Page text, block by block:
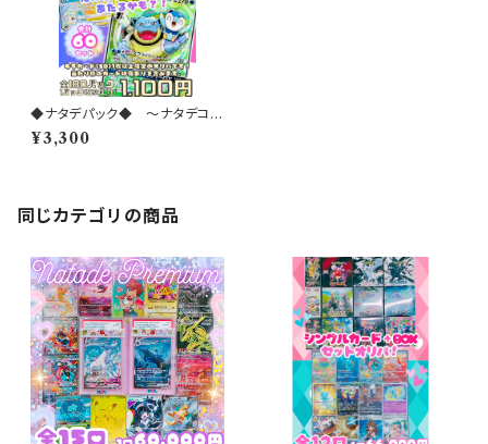
◆ナタデパック◆ 〜ナタデココ
オリパ 2026 vol.9〜
¥3,300
同じカテゴリの商品